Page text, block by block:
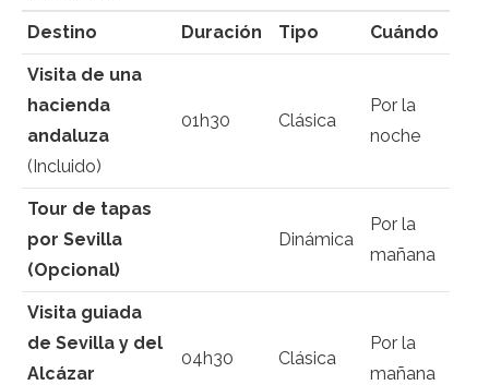
Destino Duración Tipo Cuándo
Visita de una
hacienda
andaluza
(Incluido)
01h30 Clásica
Por la
noche
Tour de tapas
por Sevilla
(Opcional)
Dinámica
Por la
mañana
Visita guiada
de Sevilla y del
Alcázar
04h30 Clásica
Por la
mañana